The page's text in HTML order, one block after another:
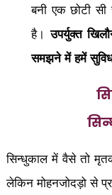
बनी एक छोटी सी
है। उपर्युक्त
समझने में हमें
सिन्धुकाल में वैसे तो
लेकिन मोहनजोदड़ो से